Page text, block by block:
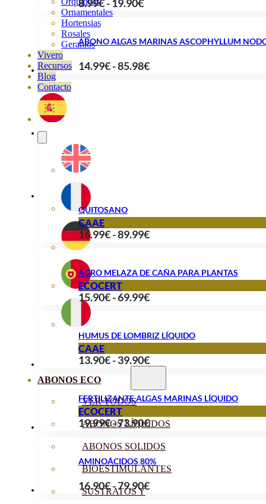
Ornamentales
Hortensias
Rosales
Geranios
Vivero
Recursos
Blog
Contacto
ABONOS ECO
VER TODOS
ABONOS LÍQUIDOS
ABONOS SOLIDOS
BIOESTIMULANTES
SUSTRATOS Y
8.99€-19.90€
8.99€
ABONO ALGAS MARINAS ASCOPHYLLUM
14.99€-85.98€Rango
QUITOSANO
16.99€-89.99€Rango
desde
16.99€
89.99€
CAAE
AGRO MELAZA DE CAÑA PARA PLANTAS
15.90€-69.99€Rango
precios:
desde
15.90€
69.99€
ECOCERT
HUMUS DE LOMBRIZ LÍQUIDO
13.90€-39.90€Rango
precios:
desde
13.90€
39.90€
CAAE
FERTILIZANTE ALGAS MARINAS LÍQUIDO
19.99€-73.90€Rango
precios:
desde
19.99€
ECOCERT
AMINOÁCIDOS 80%
16.90€-79.90€Rango